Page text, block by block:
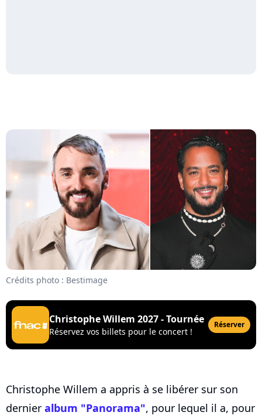
Crédits photo : Bestimage
Christophe Willem 2027 - Tournée
Réservez vos billets pour le concert !
Réserver
Christophe Willem a appris à se libérer sur son
dernier album "Panorama", pour lequel il a, pour